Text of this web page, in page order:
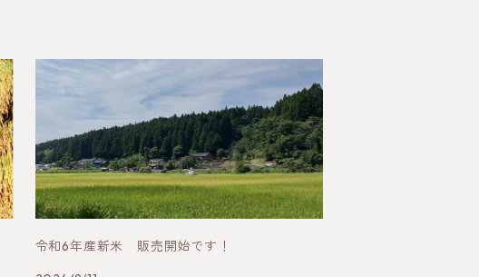
令和6年産新米 販売開始です！